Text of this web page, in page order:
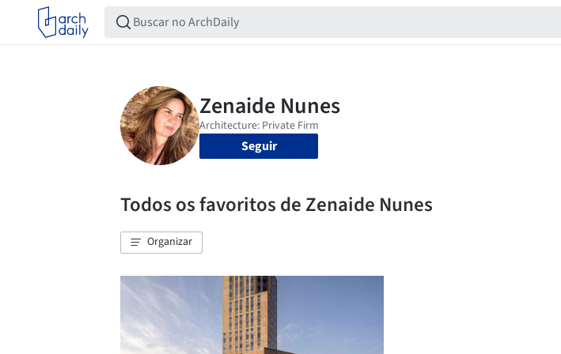
Seguir
Todos os favoritos de Zenaide Nunes
Organizar